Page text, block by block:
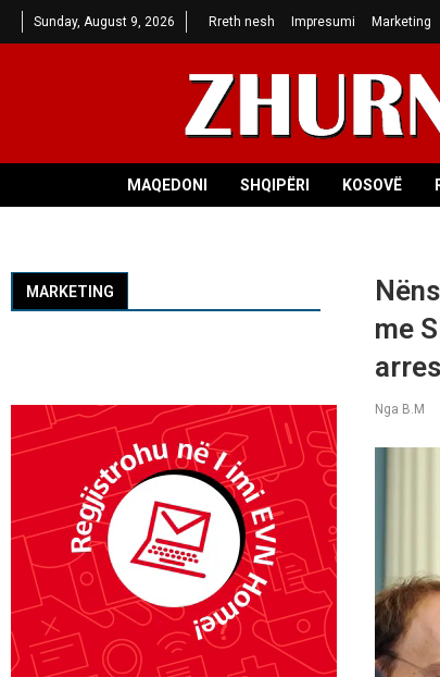
Sunday, August 9, 2026 Rreth nesh Impresumi Marketing
MAQEDONI SHQIPËRI KOSOVË
me
Nga B.M
MARKETING